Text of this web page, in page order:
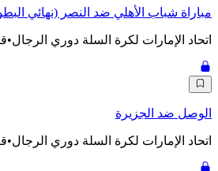
مباراة شباب الأهلي ضد النصر (نهائي
اتحاد الإمارات لكرة السلة دوري الرجال•
الوصل ضد الجزيرة
اتحاد الإمارات لكرة السلة دوري الرجال•